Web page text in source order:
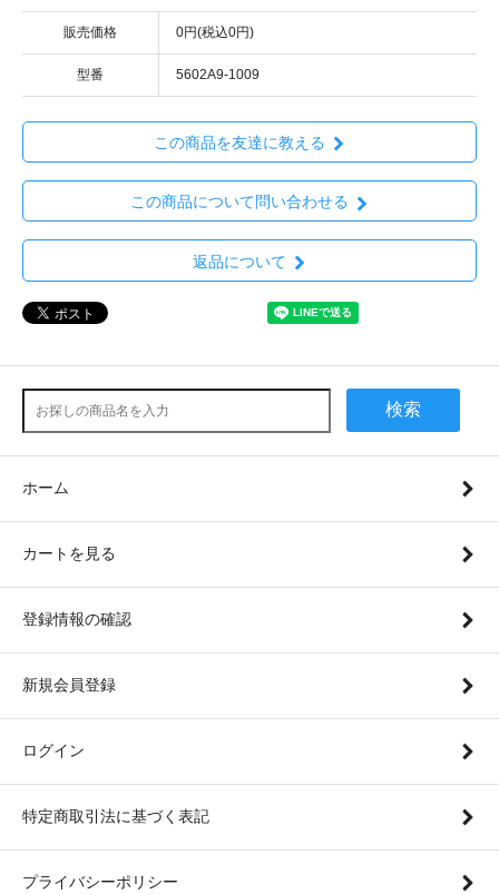
販売価格 0円(税込0円)
型番 5602A9-1009
この商品を友達に教える
この商品について問い合わせる
返品について
検索
ホーム
カートを見る
登録情報の確認
新規会員登録
ログイン
特定商取引法に基づく表記
プライバシーポリシー